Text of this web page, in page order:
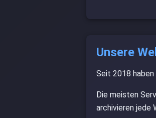
Unsere
Seit 2018 haben
Die meisten
archivieren jede